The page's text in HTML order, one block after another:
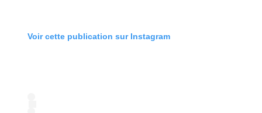
Voir cette publication sur Instagram